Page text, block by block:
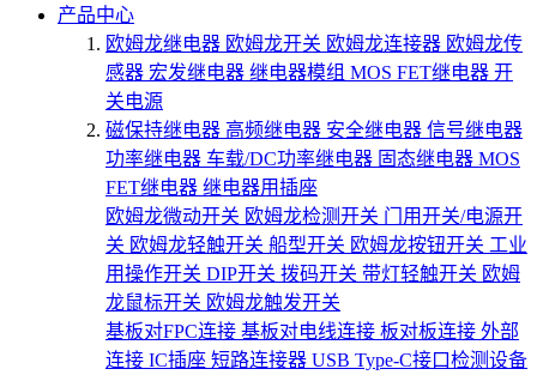
产品中心
欧姆龙继电器 欧姆龙开关 欧姆龙连接器 欧姆龙传
感器 宏发继电器 继电器模组 MOS FET继电器 开
关电源
磁保持继电器 高频继电器 安全继电器 信号继电器
功率继电器 车载/DC功率继电器 固态继电器 MOS
FET继电器 继电器用插座
欧姆龙微动开关 欧姆龙检测开关 门用开关/电源开
关 欧姆龙轻触开关 船型开关 欧姆龙按钮开关 工业
用操作开关 DIP开关 拨码开关 带灯轻触开关 欧姆
龙鼠标开关 欧姆龙触发开关
基板对FPC连接 基板对电线连接 板对板连接 外部
连接 IC插座 短路连接器 USB Type-C接口检测设备